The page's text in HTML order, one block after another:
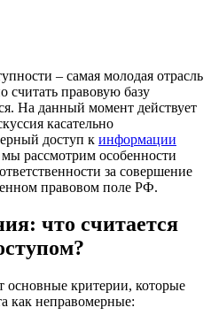
– самая молодая отрасль
считать правовую базу
На данный момент действует
касательно
доступ к информации
рассмотрим особенности
за совершение
правовом поле РФ.
что считается
критерии, которые
как неправомерные: